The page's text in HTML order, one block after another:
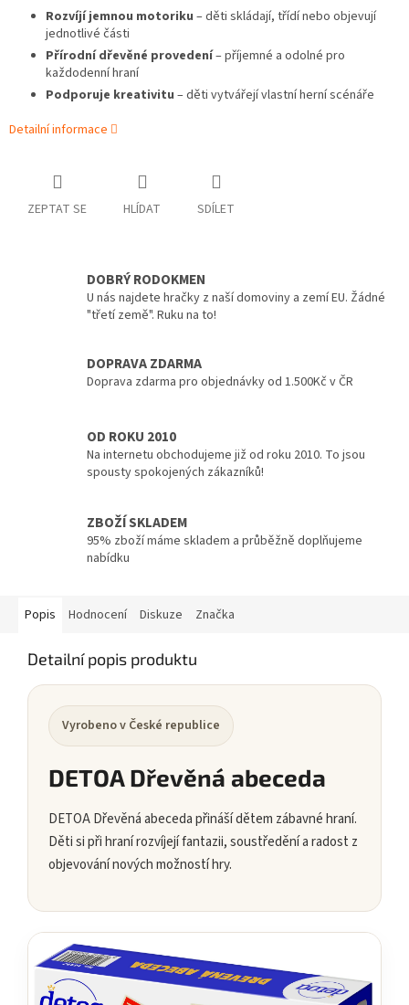
Rozvíjí jemnou motoriku – děti skládají, třídí nebo objevují
jednotlivé části
Přírodní dřevěné provedení– příjemné a odolné pro
každodenní hraní
Podporuje kreativitu – děti vytvářejí vlastní herní scénáře
Detailní informace
ZEPTAT SE HLÍDAT SDÍLET
DOBRÝ RODOKMEN
U nás najdete hračky z naší domoviny a zemí EU. Žádné
"třetí země". Ruku na to!
DOPRAVA ZDARMA
Doprava zdarma pro objednávky od 1.500Kč v ČR
OD ROKU 2010
Na internetu obchodujeme již od roku 2010. To jsou
spousty spokojených zákazníků!
ZBOŽÍ SKLADEM
95% zboží máme skladem a průběžně doplňujeme
nabídku
Popis Hodnocení Diskuze Značka
Detailní popis produktu
Vyrobeno v České republice
DETOA Dřevěná abeceda
DETOA Dřevěná abeceda přináší dětem zábavné hraní.
Děti si při hraní rozvíjejí fantazii, soustředění a radost z
objevování nových možností hry.